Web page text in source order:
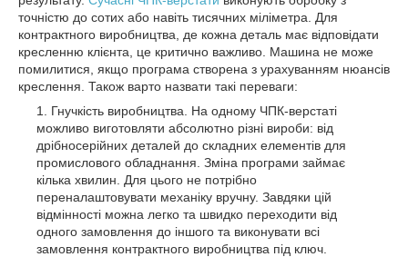
точністю до сотих або навіть тисячних міліметра. Для
контрактного виробництва, де кожна деталь має відповідати
кресленню клієнта, це критично важливо. Машина не може
помилитися, якщо програма створена з урахуванням нюансів
креслення. Також варто назвати такі переваги:
Гнучкість виробництва. На одному ЧПК-верстаті
можливо виготовляти абсолютно різні вироби: від
дрібносерійних деталей до складних елементів для
промислового обладнання. Зміна програми займає
кілька хвилин. Для цього не потрібно
переналаштовувати механіку вручну. Завдяки цій
відмінності можна легко та швидко переходити від
одного замовлення до іншого та виконувати всі
замовлення контрактного виробництва під ключ.